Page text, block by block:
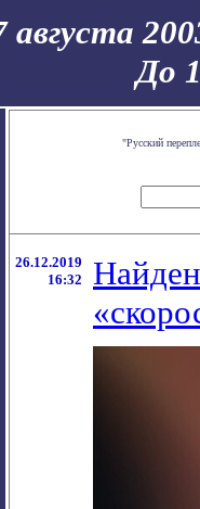
августа
До
"Русский
26.12.2019
16:32